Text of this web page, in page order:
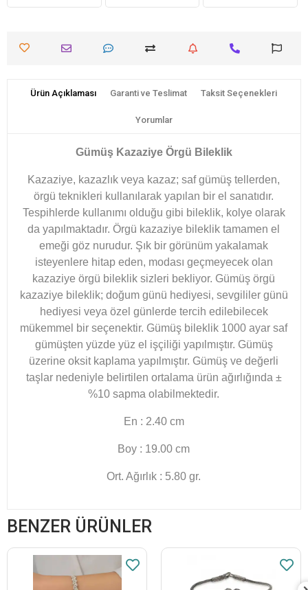
Ürün Açıklaması Garanti ve Teslimat Taksit Seçenekleri
Yorumlar
Gümüş Kazaziye Örgü Bileklik
Kazaziye, kazazlık veya kazaz; saf gümüş tellerden,
örgü teknikleri kullanılarak yapılan bir el sanatıdır.
Tespihlerde kullanımı olduğu gibi bileklik, kolye olarak
da yapılmaktadır. Örgü kazaziye bileklik tamamen el
emeği göz nurudur. Şık bir görünüm yakalamak
isteyenlere hitap eden, modası geçmeyecek olan
kazaziye örgü bileklik sizleri bekliyor. Gümüş örgü
kazaziye bileklik; doğum günü hediyesi, sevgililer günü
hediyesi veya özel günlerde tercih edilebilecek
mükemmel bir seçenektir. Gümüş bileklik 1000 ayar saf
gümüşten yüzde yüz el işçiliği yapılmıştır. Gümüş
üzerine oksit kaplama yapılmıştır. Gümüş ve değerli
taşlar nedeniyle belirtilen ortalama ürün ağırlığında ±
%10 sapma olabilmektedir.
En : 2.40 cm
Boy : 19.00 cm
Ort. Ağırlık : 5.80 gr.
BENZER ÜRÜNLER